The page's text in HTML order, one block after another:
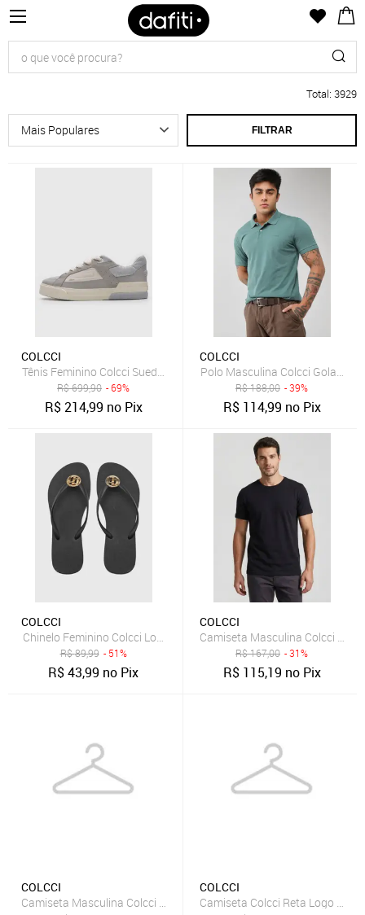
Total: 3929
FILTRAR
COLCCI
Tênis Feminino Colcci Suede Cinza
R$699,90 - 69%
R$214,99 no Pix
COLCCI
Polo Masculina Colcci Gola
R$188,00 - 39%
R$ 114,99 no Pix
COLCCI
Chinelo Feminino Colcci Logo Metalizado Preto
R$89,99 - 51%
R$43,99 no Pix
COLCCI
Camiseta Masculina Colcci
R$167,00 - 31%
R$ 115,19 no Pix
COLCCI
Camiseta Masculina Colcci Gola Redonda Azul Marinho
COLCCI
Camiseta Colcci Reta Logo